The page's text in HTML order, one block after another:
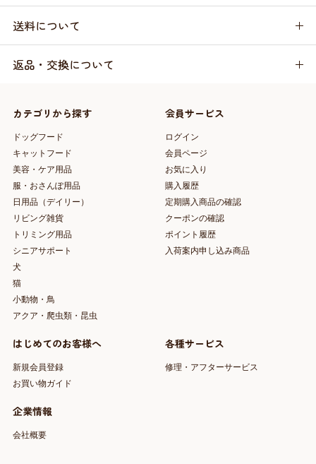
送料について
返品・交換について
カテゴリから探す
ドッグフード
キャットフード
美容・ケア用品
服・おさんぽ用品
日用品（デイリー）
リビング雑貨
トリミング用品
シニアサポート
犬
猫
小動物・鳥
アクア・爬虫類・昆虫
会員サービス
ログイン
会員ページ
お気に入り
購入履歴
定期購入商品の確認
クーポンの確認
ポイント履歴
入荷案内申し込み商品
はじめてのお客様へ
新規会員登録
お買い物ガイド
各種サービス
修理・アフターサービス
企業情報
会社概要